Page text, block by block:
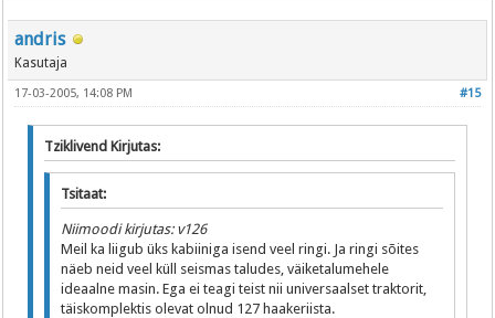
andris
Kasutaja
#15
17-03-2005, 14:08 PM
Tziklivend Kirjutas:
Tsitaat:
Niimoodi kirjutas: v126
Meil ka liigub üks kabiiniga isend veel ringi. Ja ringi sõites
näeb neid veel küll seismas taludes, väiketalumehele
ideaalne masin. Ega ei teagi teist nii universaalset traktorit,
täiskomplektis olevat olnud 127 haakeriista.